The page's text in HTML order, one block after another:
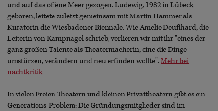
und auf das offene Meer gezogen. Ludewig, 1982 in Lübeck
geboren, leitete zuletzt gemeinsam mit Martin Hammer als
Kuratorin die Wiesbadener Biennale. Wie Amelie Deuflhard, die
Leiterin von Kampnagel schrieb, verlieren wir mit ihr "eines der
ganz großen Talente als Theatermacherin, eine die Dinge
umstürzen, verändern und neu erfinden wollte".Mehr bei
nachtkritik
In vielen Freien Theatern und kleinen Privattheatern gibt es ein
Generations-Problem: Die Gründungsmitglieder sind im